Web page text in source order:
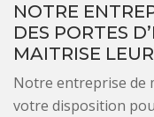
NOTRE
DES PORTES
MAITRISE
Notre entreprise de
votre disposition